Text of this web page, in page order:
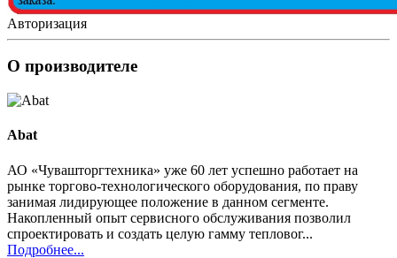
Авторизация
О производителе
Abat
АО «Чувашторгтехника» уже 60 лет успешно работает на
рынке торгово-технологического оборудования, по праву
занимая лидирующее положение в данном сегменте.
Накопленный опыт сервисного обслуживания позволил
спроектировать и создать целую гамму тепловог...
Подробнее...